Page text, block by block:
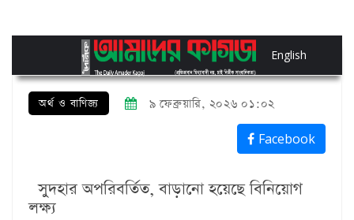
English
অর্থ ও বাণিজ্য ৯ ফেব্রুয়ারি, ২০২৬ ০১:০২
Facebook
সুদহার অপরিবর্তিত, বাড়ানো হয়েছে বিনিয়োগ
লক্ষ্য